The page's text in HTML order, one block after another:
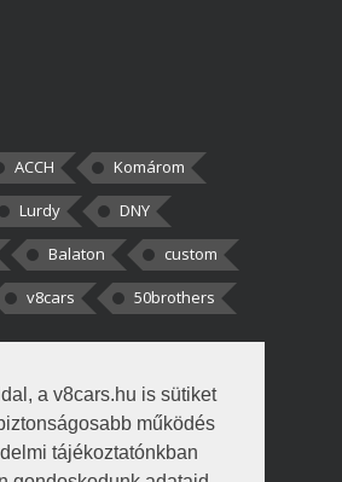
a v8cars.hu is sütiket
működés
tájékoztatónkban
ACCH
Komárom
Lurdy
DNY
Balaton
custom
v8cars 50brothers
Elszúrtam! Én csak két
Nem tudtam, hogy fél autót,